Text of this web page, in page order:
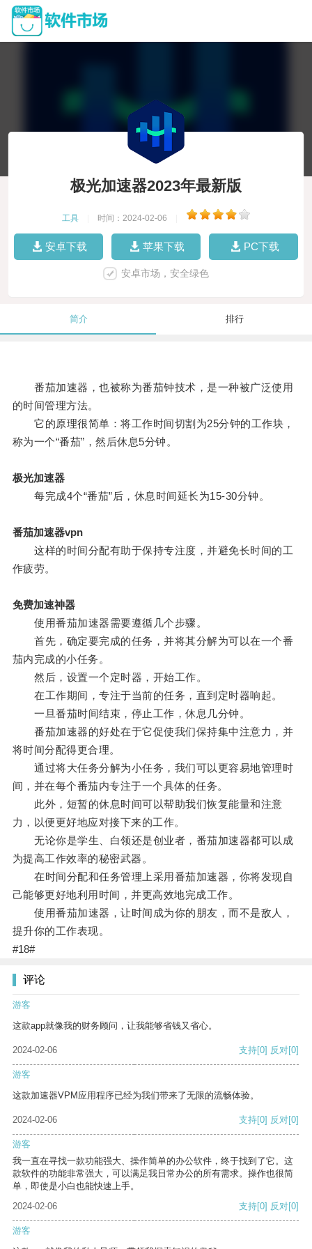
极光加速器2023年最新版
工具 时间：2024-02-06
安卓下载 苹果下载 PC下载
安卓市场，安全绿色
简介 排行
番茄加速器，也被称为番茄钟技术，是一种被广泛使用
的时间管理方法。
它的原理很简单：将工作时间切割为25分钟的工作块，
称为一个“番茄”，然后休息5分钟。
极光加速器
每完成4个“番茄”后，休息时间延长为15-30分钟。
番茄加速器vpn
这样的时间分配有助于保持专注度，并避免长时间的工
作疲劳。
免费加速神器
使用番茄加速器需要遵循几个步骤。
首先，确定要完成的任务，并将其分解为可以在一个番
茄内完成的小任务。
然后，设置一个定时器，开始工作。
在工作期间，专注于当前的任务，直到定时器响起。
一旦番茄时间结束，停止工作，休息几分钟。
番茄加速器的好处在于它促使我们保持集中注意力，并
将时间分配得更合理。
通过将大任务分解为小任务，我们可以更容易地管理时
间，并在每个番茄内专注于一个具体的任务。
此外，短暂的休息时间可以帮助我们恢复能量和注意
力，以便更好地应对接下来的工作。
无论你是学生、白领还是创业者，番茄加速器都可以成
为提高工作效率的秘密武器。
在时间分配和任务管理上采用番茄加速器，你将发现自
己能够更好地利用时间，并更高效地完成工作。
使用番茄加速器，让时间成为你的朋友，而不是敌人，
提升你的工作表现。
#18#
评论
游客
这款app就像我的财务顾问，让我能够省钱又省心。
2024-02-06 支持[0] 反对[0]
游客
这款加速器VPM应用程序已经为我们带来了无限的流畅体验。
2024-02-06 支持[0] 反对[0]
游客
我一直在寻找一款功能强大、操作简单的办公软件，终于找到了它。这
款软件的功能非常强大，可以满足我日常办公的所有需求。操作也很简
单，即使是小白也能快速上手。
2024-02-06
支持[0] 反对[0]
游客